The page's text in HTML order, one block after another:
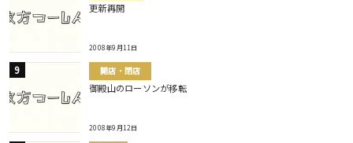
更新再開
2008年9月11日
開店・閉店
御殿山のローソンが移転
2008年9月12日